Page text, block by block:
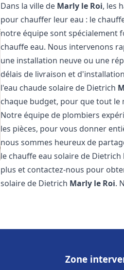
Dans la ville de Marly le Roi, les
pour chauffer leur eau : le
notre équipe sont spécialement
chauffe eau. Nous intervenons
une installation neuve ou une
délais de livraison et
l'eau chaude solaire de Dietrich
chaque budget, pour que tout
Notre équipe de plombiers
les pièces, pour vous donner
nous sommes heureux de
le chauffe eau solaire de Dietrich
plus et contactez-nous pour
solaire de Dietrich Marly le Roi.
Zone